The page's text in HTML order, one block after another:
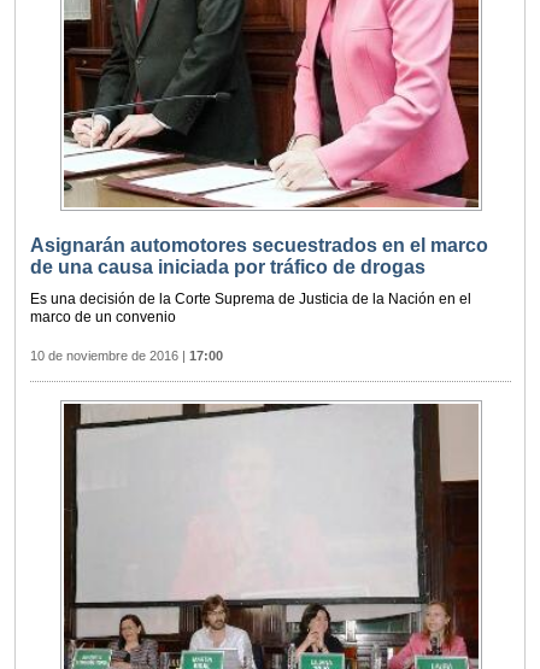
Asignarán automotores secuestrados en el marco
de una causa iniciada por tráfico de drogas
Es una decisión de la Corte Suprema de Justicia de la Nación en el
marco de un convenio
10 de noviembre de 2016 | 17:00